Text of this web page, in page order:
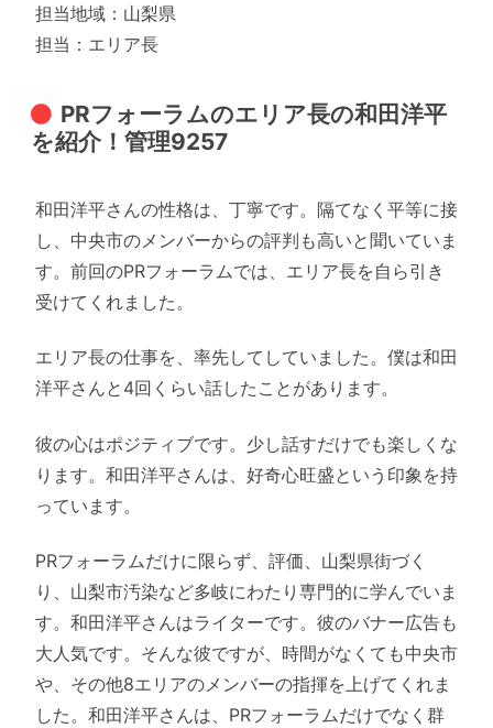
担当地域：山梨県
担当：エリア長
PRフォーラムのエリア長の和田洋平
を紹介！管理9257
和田洋平さんの性格は、丁寧です。隔てなく平等に接
し、中央市のメンバーからの評判も高いと聞いていま
す。前回のPRフォーラムでは、エリア長を自ら引き
受けてくれました。
エリア長の仕事を、率先してしていました。僕は和田
洋平さんと4回くらい話したことがあります。
彼の心はポジティブです。少し話すだけでも楽しくな
ります。和田洋平さんは、好奇心旺盛という印象を持
っています。
PRフォーラムだけに限らず、評価、山梨県街づく
り、山梨市汚染など多岐にわたり専門的に学んでいま
す。和田洋平さんはライターです。彼のバナー広告も
大人気です。そんな彼ですが、時間がなくても中央市
や、その他8エリアのメンバーの指揮を上げてくれま
した。和田洋平さんは、PRフォーラムだけでなく群